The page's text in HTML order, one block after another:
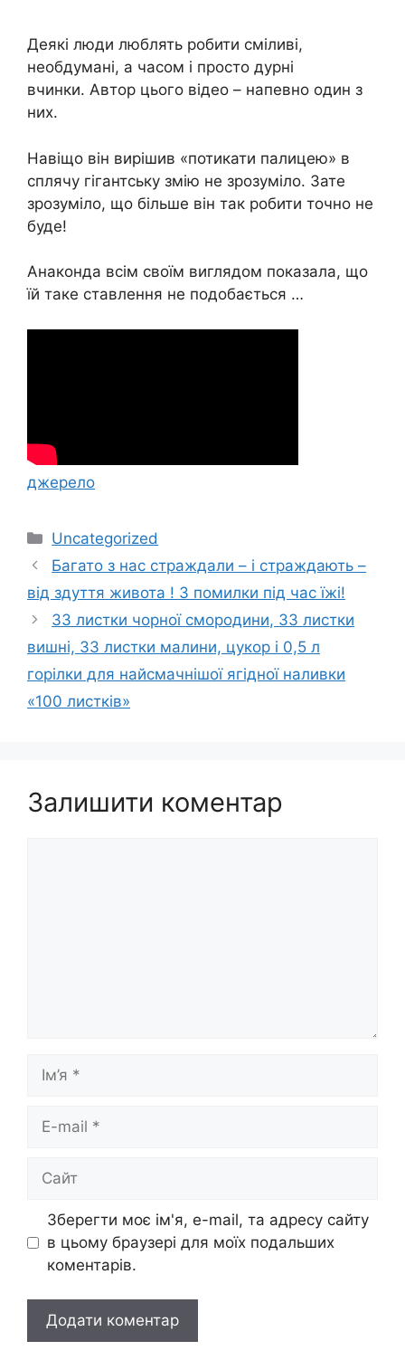
Деякі люди люблять робити сміливі,
необдумані, а часом і просто дурні
вчинки. Автор цього відео – напевно один з
них.
Навіщо він вирішив «потикати палицею» в
сплячу гігантську змію не зрозуміло. Зате
зрозуміло, що більше він так робити точно не
буде!
Анаконда всім своїм виглядом показала, що
їй таке ставлення не подобається …
джерело
Категорії
Uncategorized
Багато з нас страждали – і страждають –
від здуття живота ! 3 помилки під час їжі!
33 листки чорної смородини, 33 листки
вишні, 33 листки малини, цукор і 0,5 л
горілки для найсмачнішої ягідної наливки
«100 листків»
Залишити коментар
mail
Зберегти моє ім'я, e-mail, та адресу сайту
в цьому браузері для моїх подальших
коментарів.